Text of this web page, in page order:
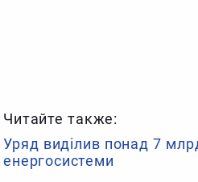
Читайте также:
Уряд виділив понад 7
енергосистеми